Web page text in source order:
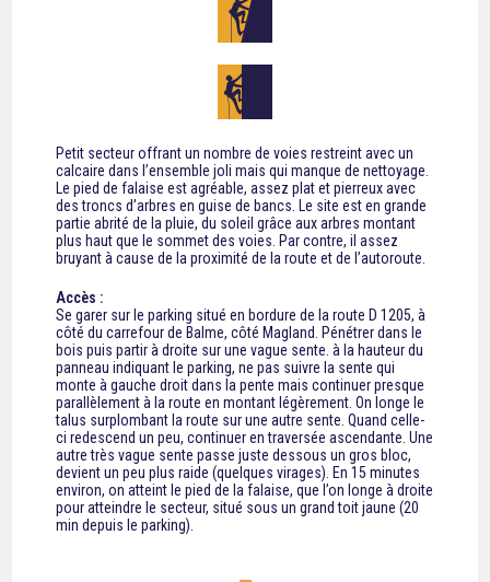
Petit secteur offrant un nombre de voies restreint avec un
calcaire dans l’ensemble joli mais qui manque de nettoyage.
Le pied de falaise est agréable, assez plat et pierreux avec
des troncs d’arbres en guise de bancs. Le site est en grande
partie abrité de la pluie, du soleil grâce aux arbres montant
plus haut que le sommet des voies. Par contre, il assez
bruyant à cause de la proximité de la route et de l’autoroute.
Accès :
Se garer sur le parking situé en bordure de la route D 1205, à
côté du carrefour de Balme, côté Magland. Pénétrer dans le
bois puis partir à droite sur une vague sente. à la hauteur du
panneau indiquant le parking, ne pas suivre la sente qui
monte à gauche droit dans la pente mais continuer presque
parallèlement à la route en montant légèrement. On longe le
talus surplombant la route sur une autre sente. Quand celle-
ci redescend un peu, continuer en traversée ascendante. Une
autre très vague sente passe juste dessous un gros bloc,
devient un peu plus raide (quelques virages). En 15 minutes
environ, on atteint le pied de la falaise, que l’on longe à droite
pour atteindre le secteur, situé sous un grand toit jaune (20
min depuis le parking).